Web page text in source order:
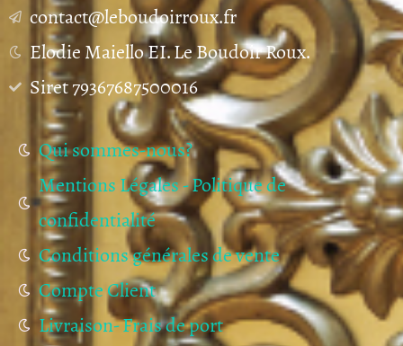
contact@leboudoirroux.fr
Elodie Maiello EI. Le Boudoir Roux.
Siret 79367687500016
Qui sommes-nous?
Mentions Légales - Politique de
confidentialité
Conditions générales de vente
Compte Client
Livraison- Frais de port